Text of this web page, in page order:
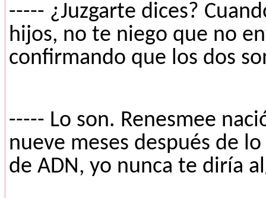
----- ¿Juzgarte dices?
hijos, no te niego que no
confirmando que los dos
----- Lo son. Renesmee
nueve meses después de
de ADN, yo nunca te diría